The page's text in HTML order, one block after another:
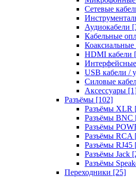
Сетевые
Аудиокабели
Кабельные
Коаксиальные
HDMI кабели
USB кабели /
Силовые
Аксессуары
Разъёмы [102]
Разъёмы XLR
Разъёмы BNC
Разъёмы
Разъёмы RCA
Разъёмы RJ45
Разъёмы Jack
Разъёмы
Переходники [25]